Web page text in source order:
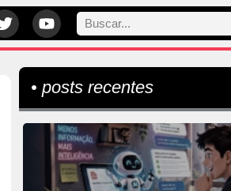
• posts recentes